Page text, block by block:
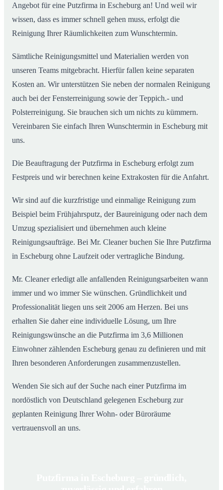
Angebot für eine Putzfirma in Escheburg an! Und weil wir
wissen, dass es immer schnell gehen muss, erfolgt die
Reinigung Ihrer Räumlichkeiten zum Wunschtermin.
Sämtliche Reinigungsmittel und Materialien werden von
unseren Teams mitgebracht. Hierfür fallen keine separaten
Kosten an. Wir unterstützen Sie neben der normalen Reinigung
auch bei der Fensterreinigung sowie der Teppich.- und
Polsterreinigung. Sie brauchen sich um nichts zu kümmern.
Vereinbaren Sie einfach Ihren Wunschtermin in Escheburg mit
uns.
Die Beauftragung der Putzfirma in Escheburg erfolgt zum
Festpreis und wir berechnen keine Extrakosten für die Anfahrt.
Wir sind auf die kurzfristige und einmalige Reinigung zum
Beispiel beim Frühjahrsputz, der Baureinigung oder nach dem
Umzug spezialisiert und übernehmen auch kleine
Reinigungsaufträge. Bei Mr. Cleaner buchen Sie Ihre Putzfirma
in Escheburg ohne Laufzeit oder vertragliche Bindung.
Mr. Cleaner erledigt alle anfallenden Reinigungsarbeiten wann
immer und wo immer Sie wünschen. Gründlichkeit und
Professionalität liegen uns seit 2006 am Herzen. Bei uns
erhalten Sie daher eine individuelle Lösung, um Ihre
Reinigungswünsche an die Putzfirma im 3,6 Millionen
Einwohner zählenden Escheburg genau zu definieren und mit
Ihren besonderen Anforderungen zusammenzustellen.
Wenden Sie sich auf der Suche nach einer Putzfirma im
nordöstlich von Deutschland gelegenen Escheburg zur
geplanten Reinigung Ihrer Wohn- oder Büroräume
vertrauensvoll an uns.